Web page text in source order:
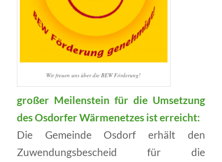
Wir freuen uns über die BEW Förderung!
großer Meilenstein für die Umsetzung
des Osdorfer Wärmenetzes ist erreicht:
Die Gemeinde Osdorf erhält den
Zuwendungsbescheid für die